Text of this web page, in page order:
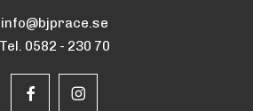
info@bjprace.se
Tel. 0582 - 230 70